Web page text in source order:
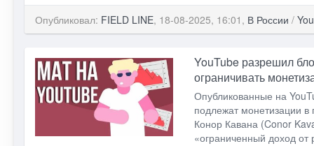
Опубликовал: FIELD LINE, 18-08-2025, 16:01, В России /
YouTube разрешил
ограничивать
Опубликованные на
подлежат монетизации
Конор Кавана (Conor
«ограниченный доход